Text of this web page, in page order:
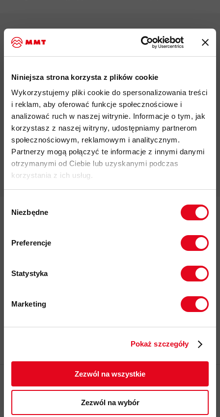
Niniejsza strona korzysta z plików cookie
Wykorzystujemy pliki cookie do spersonalizowania treści
i reklam, aby oferować funkcje społecznościowe i
analizować ruch w naszej witrynie. Informacje o tym, jak
korzystasz z naszej witryny, udostępniamy partnerom
społecznościowym, reklamowym i analitycznym.
Partnerzy mogą połączyć te informacje z innymi danymi
otrzymanymi od Ciebie lub uzyskanymi podczas
korzystania z ich usług.
zgody
Niezbędne
Preferencje
Statystyka
Marketing
Pokaż szczegóły
Zezwól na wszystkie
Zezwól na wybór
Możliwy odbiór w sklepie
Profesjonalna pomoc
witrynę.
prywatności
Pytania i odpowiedzi O nas
Zwroty, wymiany i reklamacje
zgodnie z Polityką prywatności.